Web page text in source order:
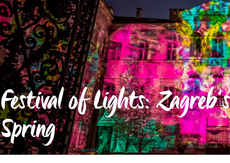
Festival of Lights:
Spring